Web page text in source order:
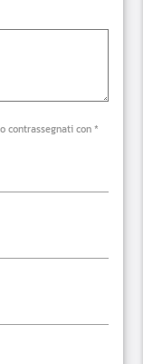
contrassegnati con *